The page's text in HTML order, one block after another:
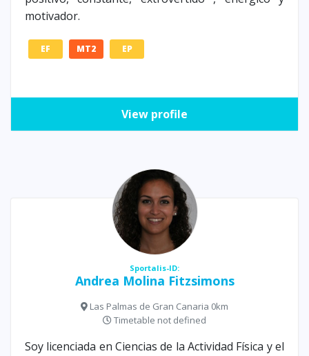
motivador.
EF MT2 EP
View profile
Sportalis-ID:
Andrea Molina Fitzsimons
Las Palmas de Gran Canaria 0km
Timetable not defined
Soy licenciada en Ciencias de la Actividad Física y el